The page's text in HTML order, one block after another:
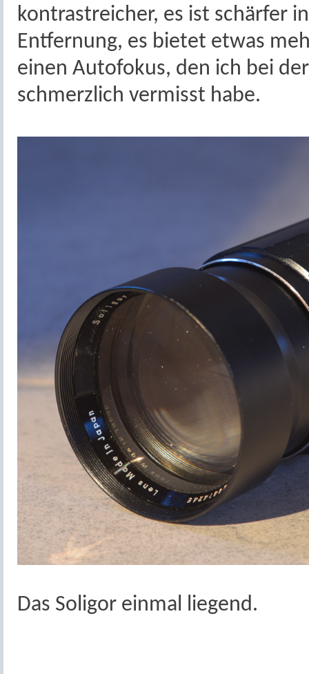
kontrastreicher, es ist schärfer
Entfernung, es bietet etwas
einen Autofokus, den ich bei
schmerzlich vermisst habe.
Das Soligor einmal liegend.